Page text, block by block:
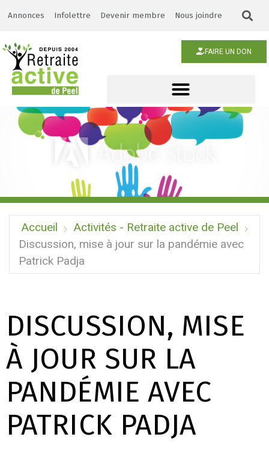
Annonces Infolettre Devenir membre Nous joindre
FAIRE UN DON
Accueil
Activités - Retraite active de Peel
Discussion, mise à jour sur la pandémie avec
Patrick Padja
DISCUSSION, MISE
À JOUR SUR LA
PANDÉMIE AVEC
PATRICK PADJA